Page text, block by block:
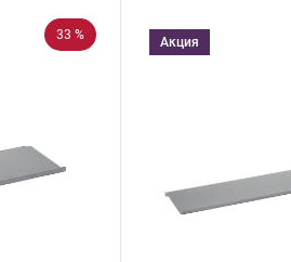
33 % Акция